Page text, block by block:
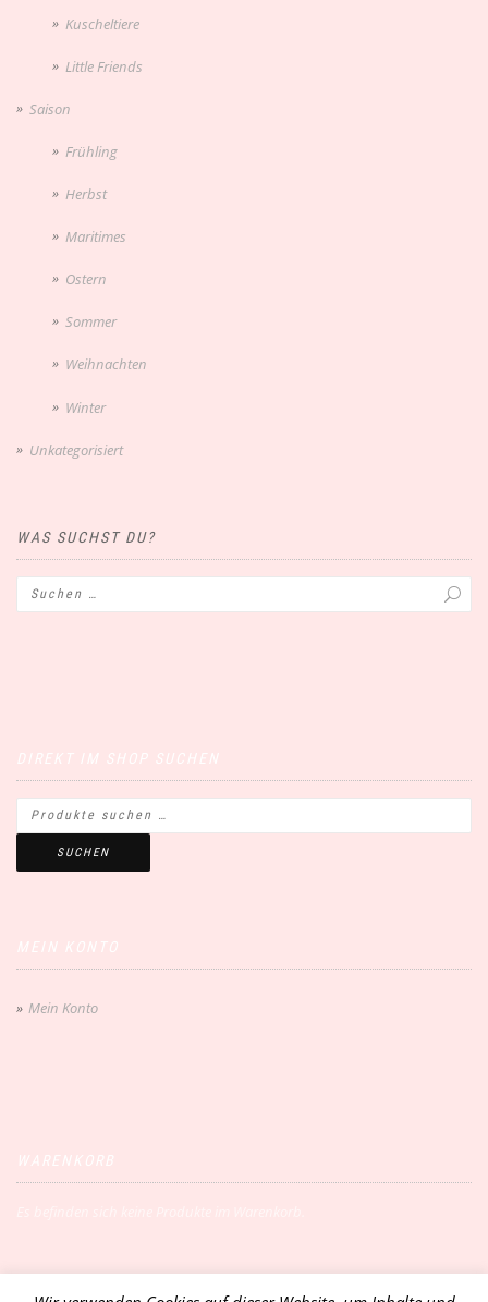
Kuscheltiere
Little Friends
Saison
Frühling
Herbst
Maritimes
Ostern
Sommer
Weihnachten
Winter
Unkategorisiert
WAS SUCHST DU?
SUCHEN
Mein Konto